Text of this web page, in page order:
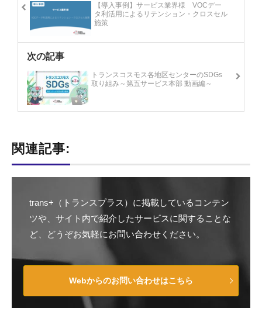
【導入事例】サービス業界様 VOCデー
タ利活用によるリテンション・クロスセル
施策
次の記事
トランスコスモス各地区センターのSDGs
取り組み～第五サービス本部 動画編～
関連記事:
trans+（トランスプラス）に掲載しているコンテン
ツや、サイト内で紹介したサービスに関することな
ど、どうぞお気軽にお問い合わせください。
Webからのお問い合わせはこちら